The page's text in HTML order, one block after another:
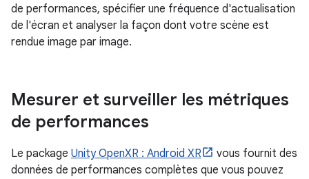
de performances, spécifier une fréquence d'actualisation
de l'écran et analyser la façon dont votre scène est
rendue image par image.
Mesurer et surveiller les métriques
de performances
Le package Unity OpenXR : Android XR
vous fournit des
données de performances complètes que vous pouvez